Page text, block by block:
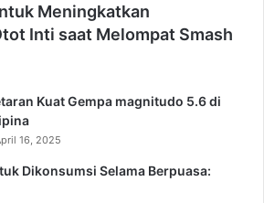
Meningkatkan
Inti saat Melompat Smash
Kuat Gempa magnitudo 5.6 di
16, 2025
Dikonsumsi Selama Berpuasa: